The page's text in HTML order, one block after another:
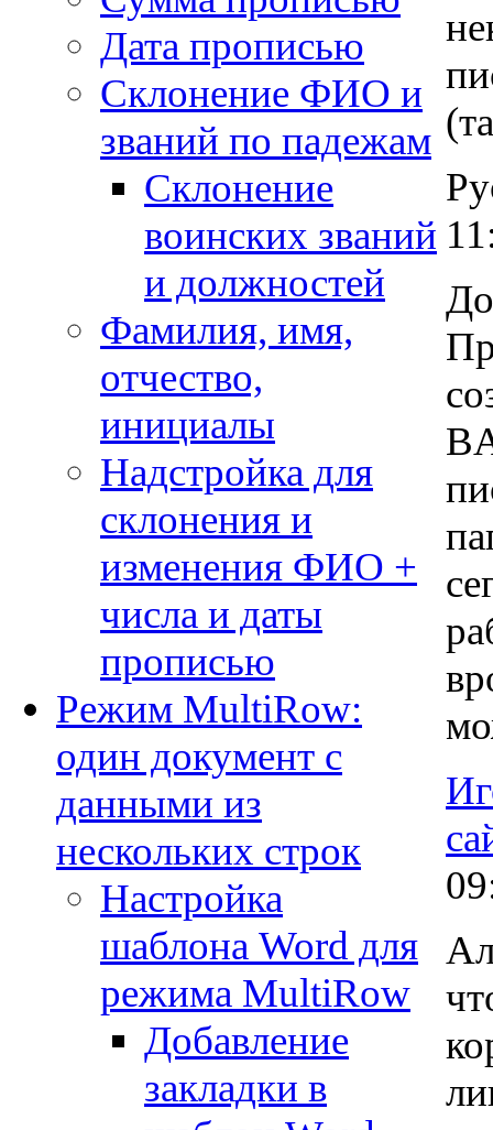
Дата прописью
Склонение ФИО и
званий по падежам
Склонение
воинских званий
и должностей
Фамилия, имя,
отчество,
инициалы
Надстройка для
склонения и
изменения ФИО +
числа и даты
прописью
Режим MultiRow:
один документ с
данными из
нескольких строк
Настройка
шаблона Word для
режима MultiRow
Добавление
закладки в